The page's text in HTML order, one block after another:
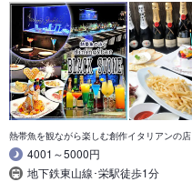
熱帯魚を観ながら楽しむ創作イタリアンの店
4001～5000円
地下鉄東山線･栄駅徒歩1分